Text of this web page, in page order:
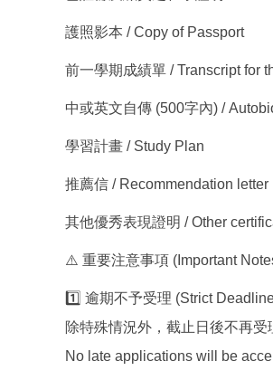
護照影本 / Copy of Passport
前一學期成績單 / Transcript for
中或英文自傳 (500字內) /
學習計畫 / Study Plan
推薦信 / Recommendation letter
其他優秀表現證明 / Other
⚠️ 重要注意事項 (Important
1️⃣ 逾期不予受理 (Strict
除特殊情況外，截止日後不再受
No late applications will be